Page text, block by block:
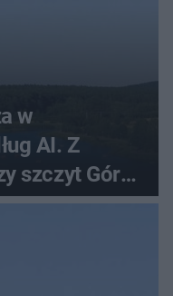
w
AI. Z
szczyt Gór